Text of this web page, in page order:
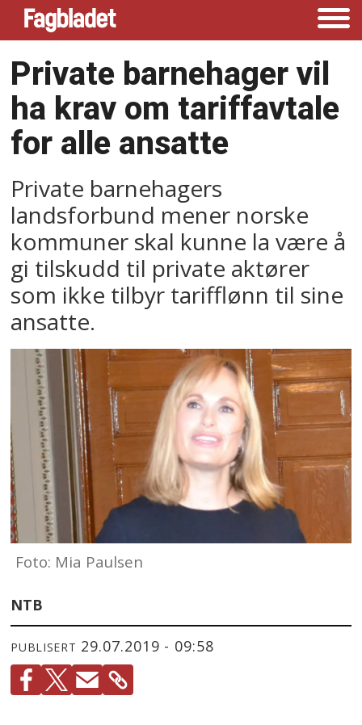
Private barnehager vil
ha krav om tariffavtale
for alle ansatte
Private barnehagers
landsforbund mener norske
kommuner skal kunne la være å
gi tilskudd til private aktører
som ikke tilbyr tarifflønn til sine
ansatte.
Foto: Mia Paulsen
NTB
PUBLISERT 29.07.2019 - 09:58